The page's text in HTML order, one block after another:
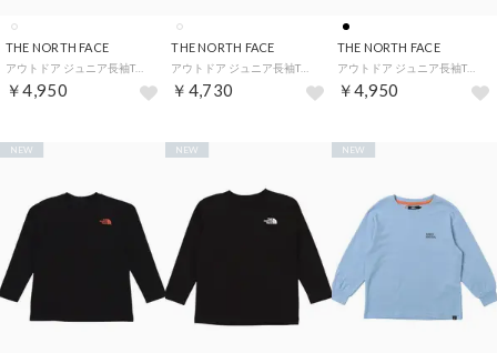
THE NORTH FACE
￥4,950
THE NORTH FACE
￥4,730
THE NORTH FACE
アウトドア ジュニア長袖Tシャツ T L/S Shiretoko Toko Tee_トドラーロングスリーブシレトコトコティー（キッズ） （ブラック）
￥4,950
NEW NEW NEW